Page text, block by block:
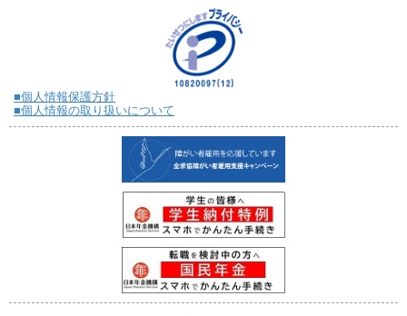
■個人情報保護方針
■個人情報の取り扱いについて